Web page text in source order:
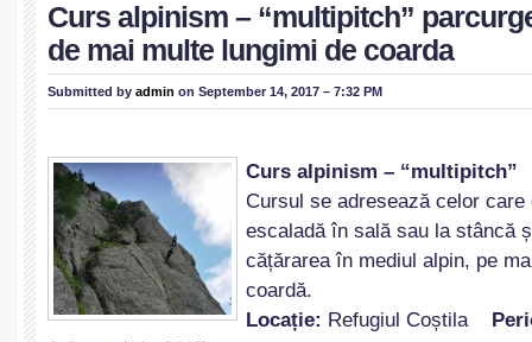
Curs alpinism – “multipitch”
de mai multe lungimi de coarda
Submitted by admin on September 14, 2017 – 7:32 PM
Curs alpinism – “multipitch”
Cursul se adresează celor care
escaladă în sală sau la stâncă
cățărarea în mediul alpin, pe
coardă.
Locație: Refugiul Coștila